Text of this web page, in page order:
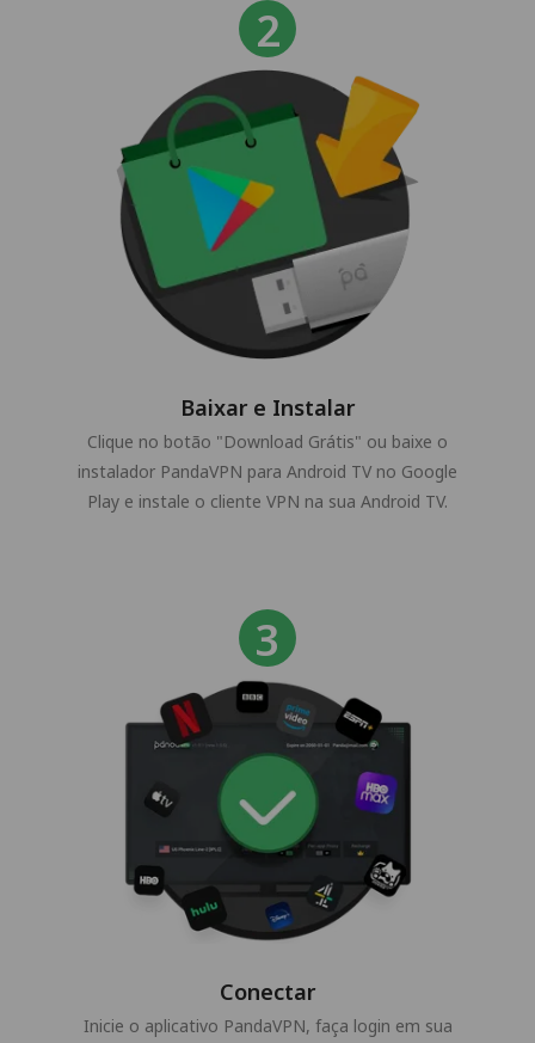
Baixar e Instalar
Clique no botão "Download Grátis" ou baixe o
instalador PandaVPN para Android TV no Google
Play e instale o cliente VPN na sua Android TV.
Conectar
Inicie o aplicativo PandaVPN, faça login em sua